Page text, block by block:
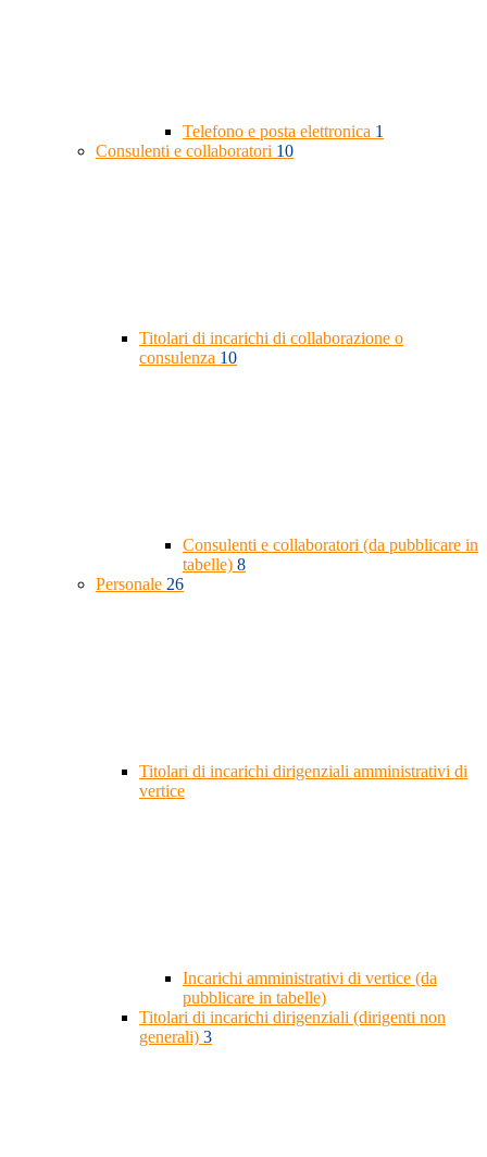
Telefono e posta elettronica 1
Consulenti e collaboratori 10
Titolari di incarichi di collaborazione o
consulenza 10
Consulenti e collaboratori (da pubblicare in
tabelle) 8
Personale 26
Titolari di incarichi dirigenziali amministrativi di
vertice
Incarichi amministrativi di vertice (da
pubblicare in tabelle)
Titolari di incarichi dirigenziali (dirigenti non
generali) 3